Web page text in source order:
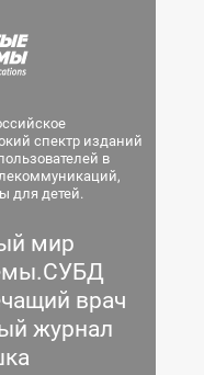
спектр изданий
в
для детей.
мир
врач
журнал